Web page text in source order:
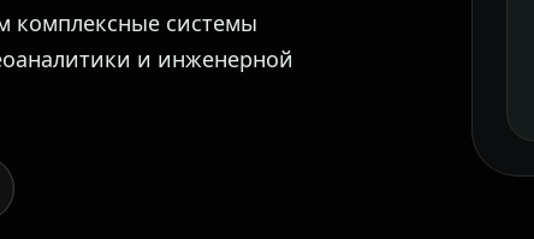
комплексные системы
и инженерной